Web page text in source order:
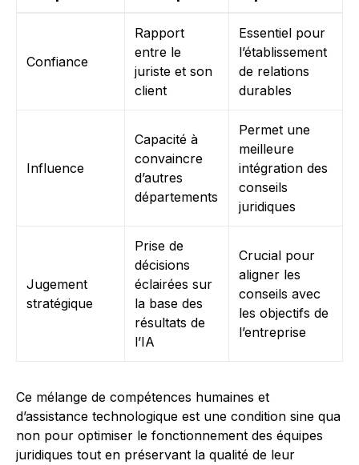
Confiance
Rapport
entre le
juriste et son
client
Essentiel pour
l’établissement
de relations
durables
Influence
Capacité à
convaincre
d’autres
départements
Permet une
meilleure
intégration des
conseils
juridiques
Jugement
stratégique
Prise de
décisions
éclairées sur
la base des
résultats de
l’IA
Crucial pour
aligner les
conseils avec
les objectifs de
l’entreprise
Ce mélange de compétences humaines et
d’assistance technologique est une condition sine qua
non pour optimiser le fonctionnement des équipes
juridiques tout en préservant la qualité de leur